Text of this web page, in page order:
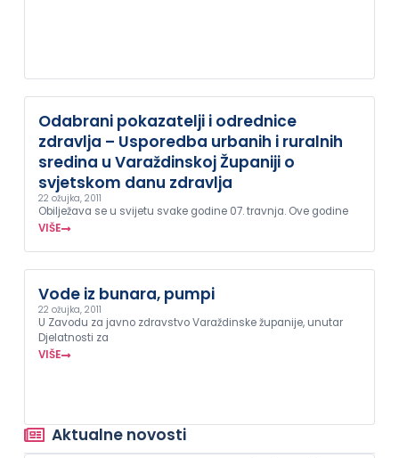
Odabrani pokazatelji i odrednice
zdravlja – Usporedba urbanih i ruralnih
sredina u Varaždinskoj Županiji o
svjetskom danu zdravlja
22 ožujka, 2011
Obilježava se u svijetu svake godine 07. travnja. Ove godine
VIŠE
Vode iz bunara, pumpi
22 ožujka, 2011
U Zavodu za javno zdravstvo Varaždinske županije, unutar
Djelatnosti za
VIŠE
Aktualne novosti